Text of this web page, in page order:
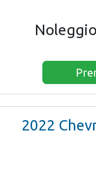
Noleggio
2022